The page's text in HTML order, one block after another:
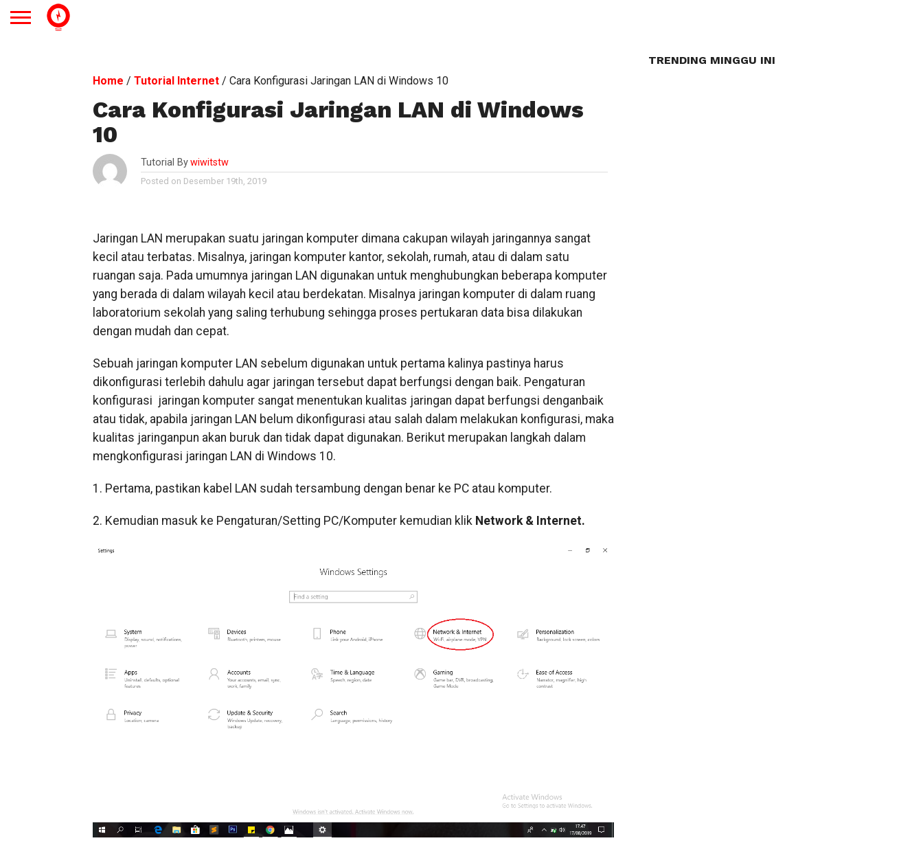
Home / Tutorial Internet/ Cara Konfigurasi Jaringan LAN di Windows 10
Cara Konfigurasi Jaringan LAN di Windows
10
Tutorial Bywiwitstw
Posted on Desember 19th, 2019
Jaringan LAN merupakan suatu jaringan komputer dimana cakupan wilayah jaringannya sangat
kecil atau terbatas. Misalnya, jaringan komputer kantor, sekolah, rumah, atau di dalam satu
ruangan saja. Pada umumnya jaringan LAN digunakan untuk menghubungkan beberapa komputer
yang berada di dalam wilayah kecil atau berdekatan. Misalnya jaringan komputer di dalam ruang
laboratorium sekolah yang saling terhubung sehingga proses pertukaran data bisa dilakukan
dengan mudah dan cepat.
Sebuah jaringan komputer LAN sebelum digunakan untuk pertama kalinya pastinya harus
dikonfigurasi terlebih dahulu agar jaringan tersebut dapat berfungsi dengan baik. Pengaturan
konfigurasi jaringan komputer sangat menentukan kualitas jaringan dapat berfungsi denganbaik
atau tidak, apabila jaringan LAN belum dikonfigurasi atau salah dalam melakukan konfigurasi, maka
kualitas jaringanpun akan buruk dan tidak dapat digunakan. Berikut merupakan langkah dalam
mengkonfigurasi jaringan LAN di Windows 10.
1. Pertama, pastikan kabel LAN sudah tersambung dengan benar ke PC atau komputer.
2. Kemudian masuk ke Pengaturan/Setting PC/Komputer kemudian klik Network & Internet.
TRENDING MINGGU INI